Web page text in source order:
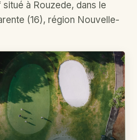
à Rouzede, dans le
(16), région Nouvelle-